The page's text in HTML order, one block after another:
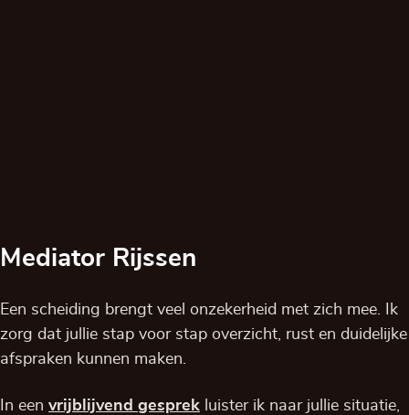
Mediator Rijssen
Een scheiding brengt veel onzekerheid met zich mee. Ik
zorg dat jullie stap voor stap overzicht, rust en duidelijke
afspraken kunnen maken.
In een vrijblijvend gesprek luister ik naar jullie situatie,